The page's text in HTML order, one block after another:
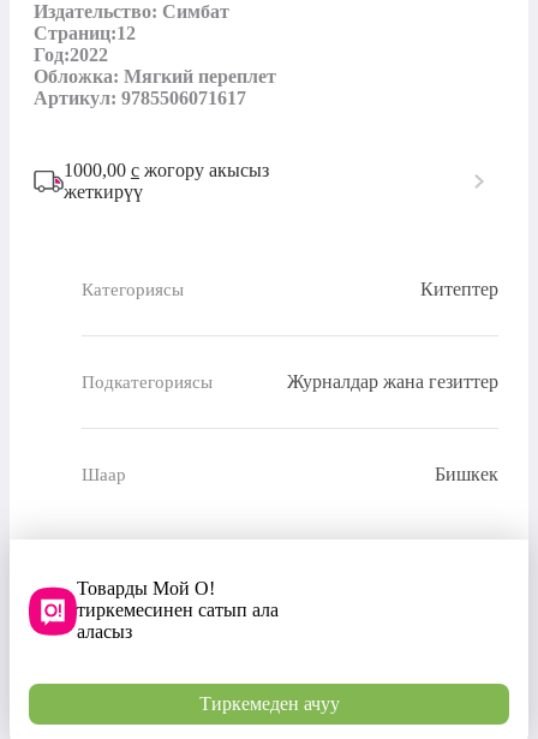
Издательство: Симбат
Страниц:12
Год:2022
Обложка: Мягкий переплет
Артикул: 9785506071617
1000,00 с жогору акысыз
жеткирүү
Категориясы Китептер
Подкатегориясы Журналдар жана гезиттер
Шаар Бишкек
Товарды Мой О!
тиркемесинен сатып ала
аласыз
Тиркемеден ачуу